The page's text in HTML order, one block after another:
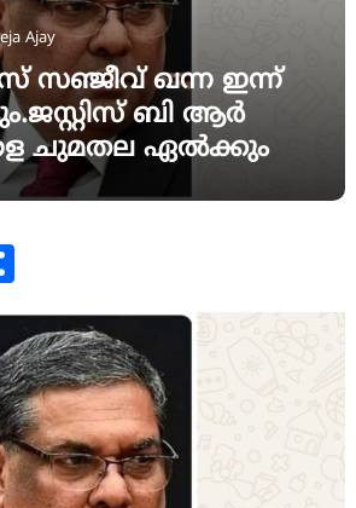
Ajay
സഞ്ജീവ് ഖന്ന ഇന്ന്
ബി ആർ
ചുമതല ഏൽക്കും